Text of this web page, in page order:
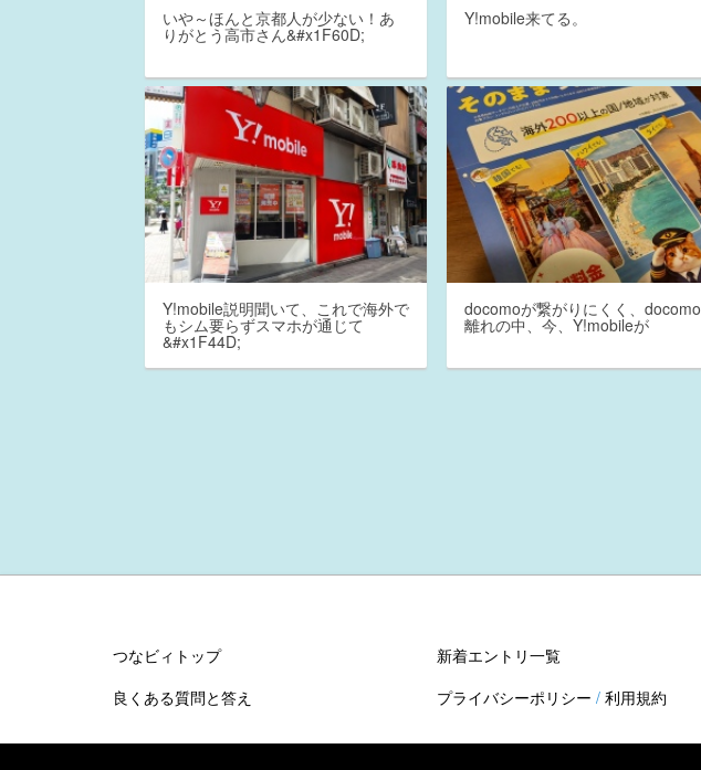
いや～ほんと京都人が少ない！あ
りがとう高市さん&#x1F60D;
Y!mobile来てる。
Y!mobile説明聞いて、これで海外で
もシム要らずスマホが通じて
&#x1F44D;
docomoが繋がりにくく、docomo
離れの中、今、Y!mobileが
つなビィトップ 新着エントリ一覧
良くある質問と答え
プライバシーポリシー / 利用規約